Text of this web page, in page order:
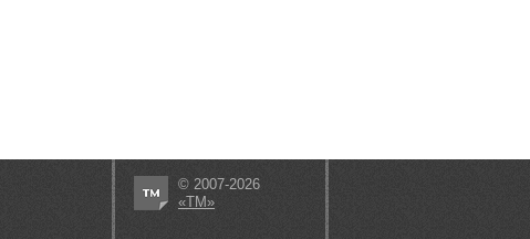
© 2007-2026
«ТМ»